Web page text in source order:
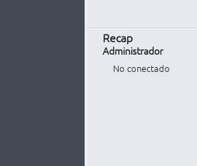
Recap
Administrador
No conectado